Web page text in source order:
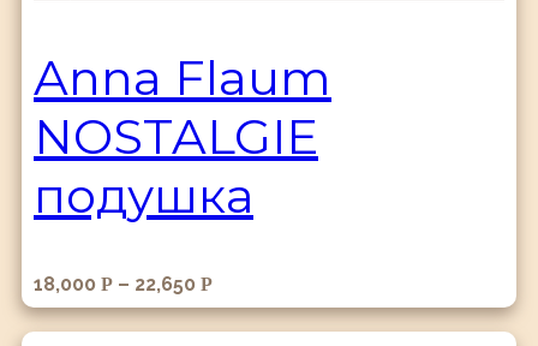
Anna Flaum
NOSTALGIE
подушка
18,000 Р – 22,650 Р